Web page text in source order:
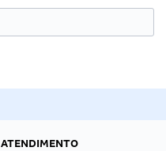
ATENDIMENTO